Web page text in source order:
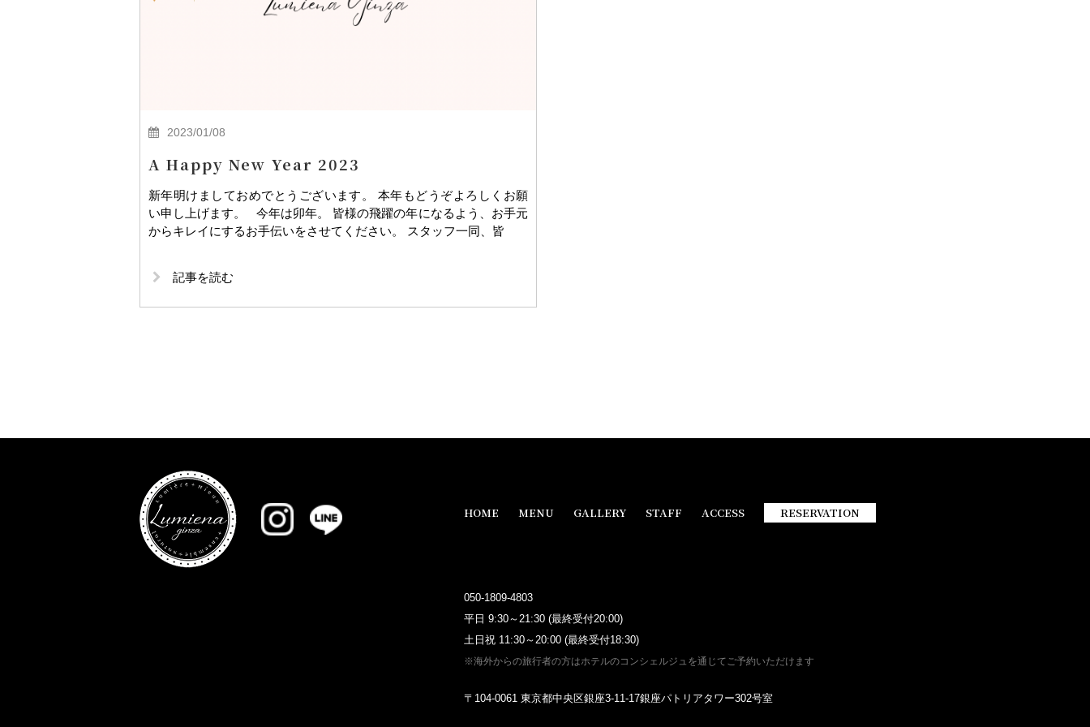
2023/01/08
A Happy New Year 2023
新年明けましておめでとうございます。 本年もどうぞよろしくお願
い申し上げます。 今年は卯年。 皆様の飛躍の年になるよう、お手元
からキレイにするお手伝いをさせてください。 スタッフ一同、皆
記事を読む
HOME MENU GALLERY STAFF ACCESS RESERVATION
050-1809-4803
平日 9:30～21:30 (最終受付20:00)
土日祝 11:30～20:00 (最終受付18:30)
※海外からの旅行者の方はホテルのコンシェルジュを通じてご予約いただけます
〒104-0061 東京都中央区銀座3-11-17銀座パトリアタワー302号室